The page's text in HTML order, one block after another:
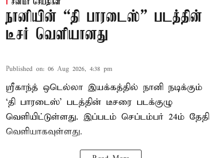
சினிமா செய்திகள்
நானியின் “தி பாரடைஸ்” படத்தின்
டீசர் வெளியானது
Published on: 06 Aug 2026, 4:38 pm
ஸ்ரீகாந்த் ஒடெல்லா இயக்கத்தில் நானி நடிக்கும்
‘தி பாரடைஸ்’ படத்தின் டீசரை படக்குழு
வெளியிட்டுள்ளது. இப்படம் செப்டம்பர் 24ம் தேதி
வெளியாகவுள்ளது.